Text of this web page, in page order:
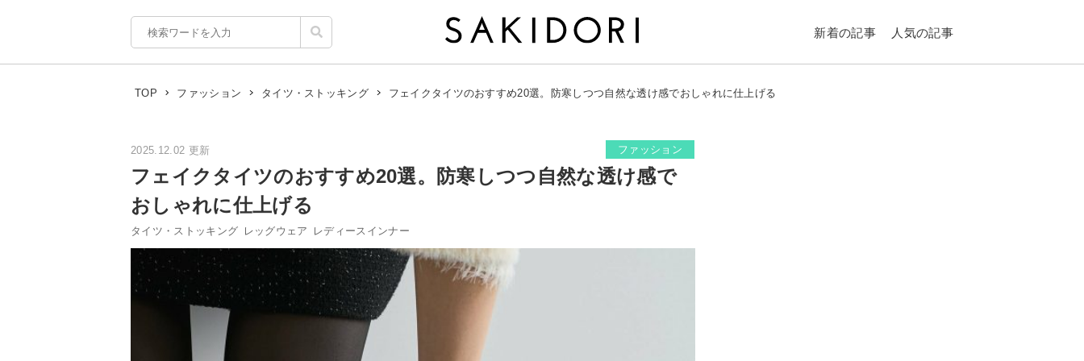
新着の記事 人気の記事
TOP ファッション タイツ・ストッキング フェイクタイツのおすすめ20選。防寒しつつ自然な透け感でおしゃれに仕上げる
2025.12.02 更新 ファッション
フェイクタイツのおすすめ20選。防寒しつつ自然な透け感で
おしゃれに仕上げる
タイツ・ストッキング レッグウェア レディースインナー